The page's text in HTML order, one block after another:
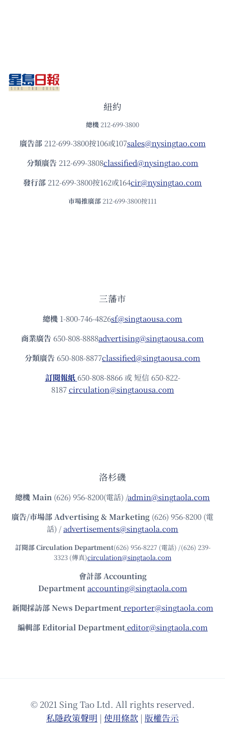
紐約
總機212-699-3800
廣告部212-699-3800按106或107sales@nysingtao.com
分類廣告 212-699-3808classified@nysingtao.com
發⾏部 212-699-3800按162或164cir@nysingtao.com
市場推廣部212-699-3800按111
三藩市
總機 1-800-746-4826sf@singtaousa.com
商業廣告 650-808-8888advertising@singtaousa.com
分類廣告 650-808-8877classified@singtaousa.com
訂閱報紙 650-808-8866 或 短信 650-822-
8187circulation@singtaousa.com
洛杉磯
總機Main (626) 956-8200(電話) /admin@singtaola.com
廣告/市場部 Advertising & Marketing (626) 956-8200 (電
話) /advertisements@singtaola.com
訂閱部 Circulation Department(626) 956-8227 (電話) /(626) 239-
3323 (傳真)circulation@singtaola.com
會計部 Accounting
Department accounting@singtaola.com
新聞採訪部 News Department reporter@singtaola.com
編輯部 Editorial Department editor@singtaola.com
© 2021 Sing Tao Ltd. All rights reserved.
私隱政策聲明 | 使⽤條款 | 版權告⽰